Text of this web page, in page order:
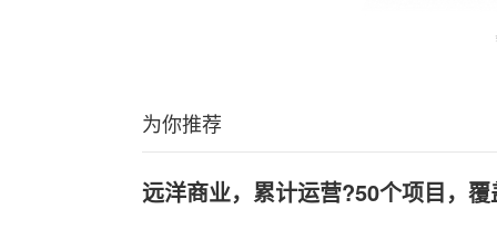
为你推荐
远洋商业，累计运营?50个项目，